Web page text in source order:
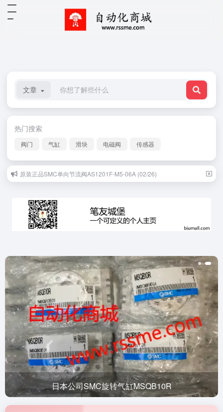
文章
热门搜索
阀门 气缸 滑块 电磁阀 传感器
原装正品SMC单向节流阀AS1201F-M5-06A (02/26)
日本公司SMC旋转气缸MSQB10R